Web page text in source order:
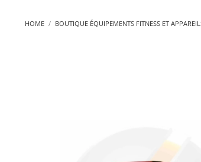
HOME BOUTIQUE ÉQUIPEMENTS FITNESS ET